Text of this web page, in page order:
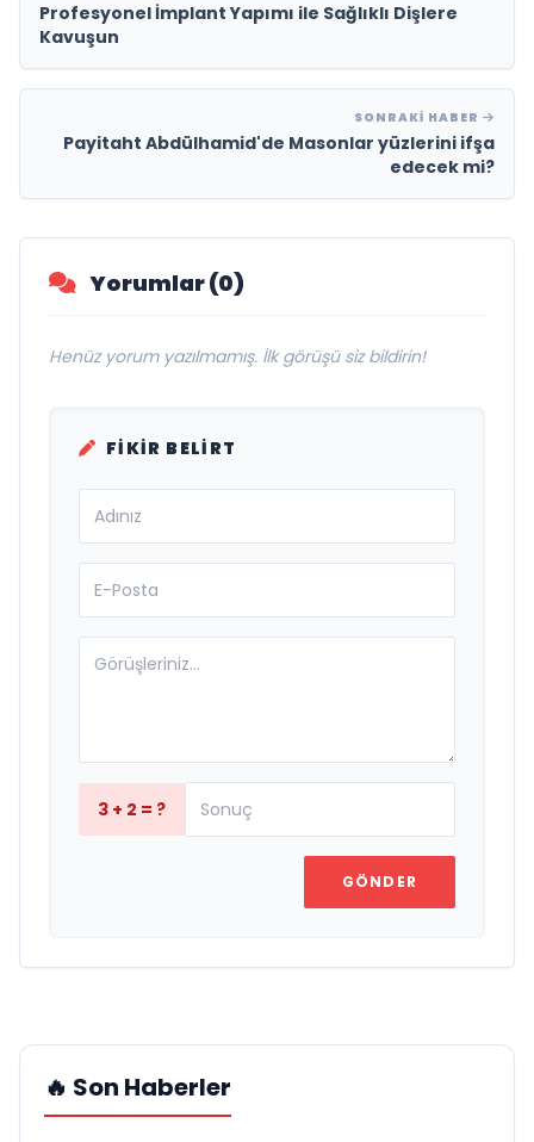
Profesyonel İmplant Yapımı ile Sağlıklı Dişlere
Kavuşun
SONRAKI HABER
Payitaht Abdülhamid'de Masonlar yüzlerini ifşa
edecek mi?
Yorumlar (0)
Henüz yorum yazılmamış. İlk görüşü siz bildirin!
FIKIR BELIRT
3 + 2 = ?
GÖNDER
🔥 Son Haberler